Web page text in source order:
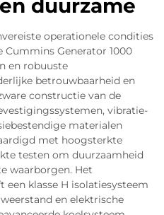
duurzame
operationele condities
Generator 1000
en robuuste
betrouwbaarheid en
constructie van de
vibratie-
materialen
met hoogsterkte
testen om duurzaamheid
waarborgen. Het
klasse H isolatiesysteem
en elektrische